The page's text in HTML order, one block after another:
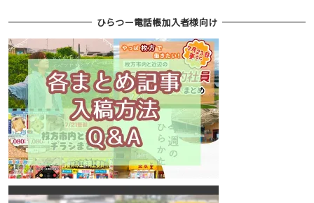
ひらつー電話帳加入者様向け